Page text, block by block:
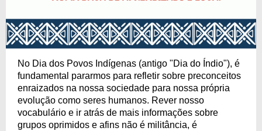
No Dia dos Povos Indígenas (antigo "Dia do Índio"), é
fundamental pararmos para refletir sobre preconceitos
enraizados na nossa sociedade para nossa própria
evolução como seres humanos. Rever nosso
vocabulário e ir atrás de mais informações sobre
grupos oprimidos e afins não é militância, é